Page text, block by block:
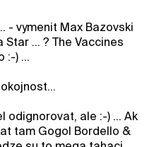
- vymenit Max Bazovski
... ? The Vaccines
:-) ...
odignorovat, ale :-) ... Ak
tam Gogol Bordello &